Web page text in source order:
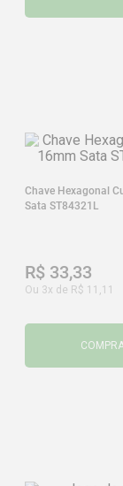
Chave Hexagonal
Sata ST84321L
R$ 33,33
Ou 3x de R$ 11 11